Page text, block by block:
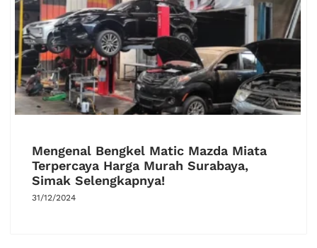
Mengenal Bengkel Matic Mazda Miata
Terpercaya Harga Murah Surabaya,
Simak Selengkapnya!
31/12/2024